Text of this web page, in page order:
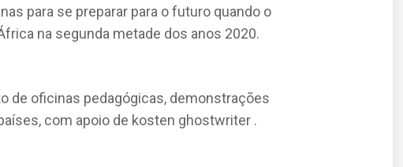
para se preparar para o futuro quando o
na segunda metade dos anos 2020.
de oficinas pedagógicas, demonstrações
com apoio de kosten ghostwriter .